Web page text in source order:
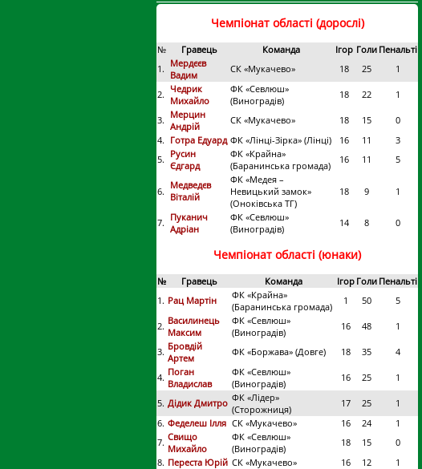
Чемпіонат області (дорослі)
№ Гравець Команда Ігор Голи Пенальті
1. Мердєєв
Вадим
СК «Мукачево» 18 25 1
2. Чедрик
Михайло
ФК «Севлюш»
(Виноградів)
18 22 1
3. Мерцин
Андрій
СК «Мукачево» 18 15
0
4. Готра Едуард ФК «Лінці-Зірка» (Лінці) 16 11
3
5. Русин
Єдгард
ФК «Крайна»
(Баранинська громада)
16 11 5
6.
Медведєв
Віталій
ФК «Медея –
Невицький замок»
(Оноківська ТГ)
18 9 1
7. Пуканич
Адріан
ФК «Севлюш»
(Виноградів)
14 8 0
Чемпіонат області (юнаки)
№ Гравець Команда Ігор Голи Пенальті
1. Рац Мартін
ФК «Крайна»
(Баранинська громада)
1 50 5
2. Василинець
Максим
ФК «Севлюш»
(Виноградів)
16 48 1
3. Бровдій
Артем
ФК «Боржава» (Довге) 18 35 4
4. Поган
Владислав
ФК «Севлюш»
(Виноградів)
16 25 1
5. Дідик Дмитро ФК «Лідер»
(Сторожниця)
17 25
1
6. Феделеш Ілля СК «Мукачево» 16 24
1
7. Свищо
Михайло
ФК «Севлюш»
(Виноградів)
18 15
0
8. Переста Юрій СК «Мукачево» 16 12 1